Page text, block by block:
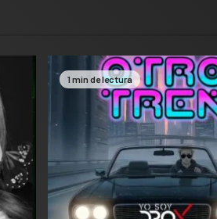
1 min de lectura